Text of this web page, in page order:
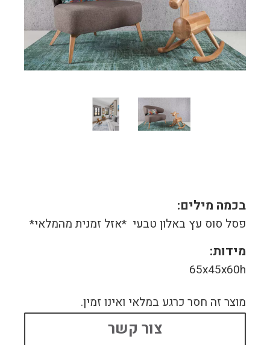
בכמה מילים:
פסל סוס עץ באלון טבעי *אזל זמנית מהמלאי*
מידות:
65x45x60h
מוצר זה חסר כרגע במלאי ואינו זמין.
צור קשר